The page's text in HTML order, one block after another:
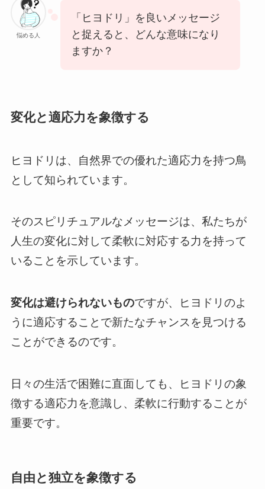
悩める人
「ヒヨドリ」を良いメッセージ
と捉えると、どんな意味になり
ますか？
変化と適応力を象徴する
ヒヨドリは、自然界での優れた適応力を持つ鳥
として知られています。
そのスピリチュアルなメッセージは、私たちが
人生の変化に対して柔軟に対応する力を持って
いることを示しています。
変化は避けられないものですが、ヒヨドリのよ
うに適応することで新たなチャンスを見つける
ことができるのです。
日々の生活で困難に直面しても、ヒヨドリの象
徴する適応力を意識し、柔軟に行動することが
重要です。
自由と独立を象徴する